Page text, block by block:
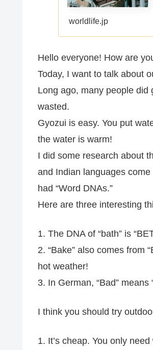
worldlife.jp
Hello everyone! How are
Today, I want to talk about
Long ago, many people did
wasted.
Gyozui is easy. You put
the water is warm!
I did some research about
and Indian languages
had “Word DNAs.”
Here are three interesting
1. The DNA of “bath” is
2. “Bake” also comes from
hot weather!
3. In German, “Bad”
I think you should try
1. It’s cheap. You only